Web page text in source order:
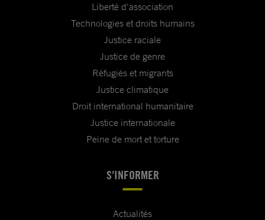
Liberté d'association
Technologies et droits humains
Justice raciale
Justice de genre
Réfugiés et migrants
Justice climatique
Droit international humanitaire
Justice internationale
Peine de mort et torture
S'INFORMER
Actualités